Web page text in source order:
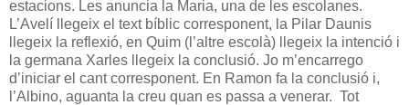
estacions. Les anuncia la Maria, una de les escolanes.
L’Avelí llegeix el text bíblic corresponent, la Pilar Daunis
llegeix la reflexió, en Quim (l’altre escolà) llegeix la intenció i
la germana Xarles llegeix la conclusió. Jo m’encarrego
d’iniciar el cant corresponent. En Ramon fa la conclusió i,
l’Albino, aguanta la creu quan es passa a venerar. Tot